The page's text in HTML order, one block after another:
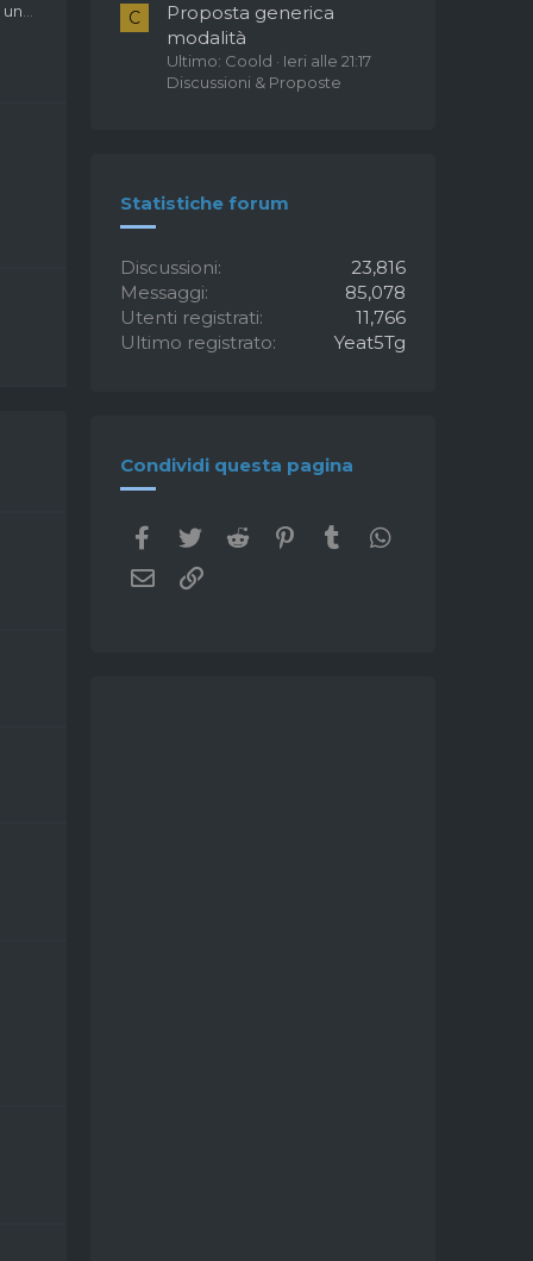
C
Proposta generica
modalità
Ultimo: Coold
Ieri alle 21:17
Discussioni & Proposte
Statistiche forum
Discussioni
23,816
Messaggi
85,078
Utenti registrati
11,766
Ultimo registrato
Yeat5Tg
Condividi questa pagina
Facebook
Twitter Reddit PinterestTumblr
Email